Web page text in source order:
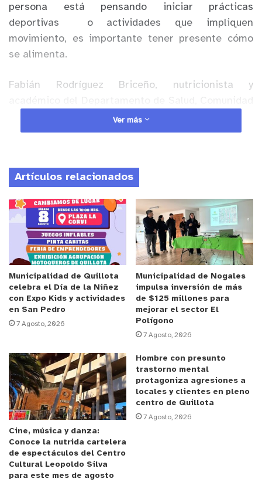
persona está pensando iniciar prácticas
deportivas
o actividades que impliquen
movimiento, es importante tener presente cómo
se alimenta.
Fabián Rodríguez Briceño, nutricionista y
y Gestión de la Facultad de Ciencias de la Salud de
la Universidad de Playa Ancha (UPLA), advierte que
el rendimiento deportivo. Comenta que, en los
últimos años, diversos organismos internacionales
han intentado establecer pautas nutricionales
adecuadas para los deportistas, publicando
documentos de consenso sobre la ingesta óptima y
el momento del día en que hay que tomar los
alimentos, líquidos y suplementos, si es necesario.
Lo anterior, porque se sabe que la alimentación es
relevante en la actividad física, ya que afecta
positivamente la composición corporal y favorece
Anuncio Patrocinado
“Las personas que deciden comenzar a realizar
actividad física o, más bien, ejercicio físico,
generalmente tienen una dieta poco adecuada;
conocer y seleccionar los alimentos que deben
ingerirse y sus cantidades es, por lo tanto, una
prioridad para estas personas a la hora de adquirir
Ver más
Artículos relacionados
Municipalidad de Quillota
celebra el Día de la Niñez
con Expo Kids y actividades
en San Pedro
7 Agosto, 2026
Municipalidad de Nogales
impulsa inversión de más
de $125 millones para
mejorar el sector El
Polígono
7 Agosto, 2026
Cine, música y danza:
Conoce la nutrida cartelera
de espectáculos del Centro
Cultural Leopoldo Silva
para este mes de agosto
Hombre con presunto
trastorno mental
protagoniza agresiones a
locales y clientes en pleno
centro de Quillota
7 Agosto, 2026